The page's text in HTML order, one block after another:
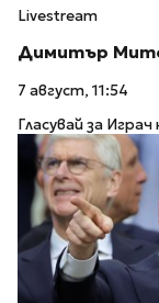
Livestream
Димитър
7 август, 11:54
Гласувай за